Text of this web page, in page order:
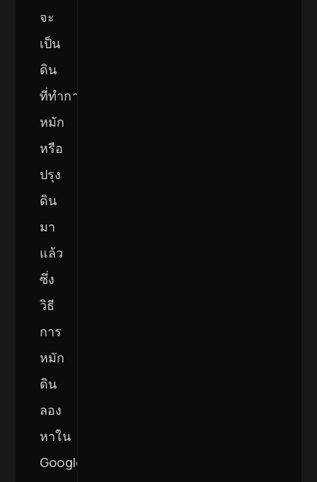
จะ
เป็น
ดิน
ที่ทำการ
หมัก
หรือ
ปรุง
ดิน
มา
แล้ว
ซึ่ง
วิธี
การ
หมัก
ดิน
ลอง
หาใน
Google